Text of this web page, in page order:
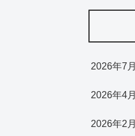
2026年7月
2026年4月
2026年2月